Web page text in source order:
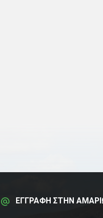
ΕΓΓΡΑΦΗ ΣΤΗΝ